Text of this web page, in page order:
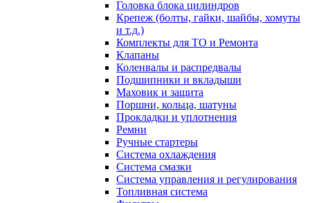
Головка блока цилиндров
Крепеж (болты, гайки, шайбы, хомуты
и т.д.)
Комплекты для ТО и Ремонта
Клапаны
Коленвалы и распредвалы
Подшипники и вкладыши
Маховик и защита
Поршни, кольца, шатуны
Прокладки и уплотнения
Ремни
Ручные стартеры
Система охлаждения
Система смазки
Система управления и регулирования
Топливная система